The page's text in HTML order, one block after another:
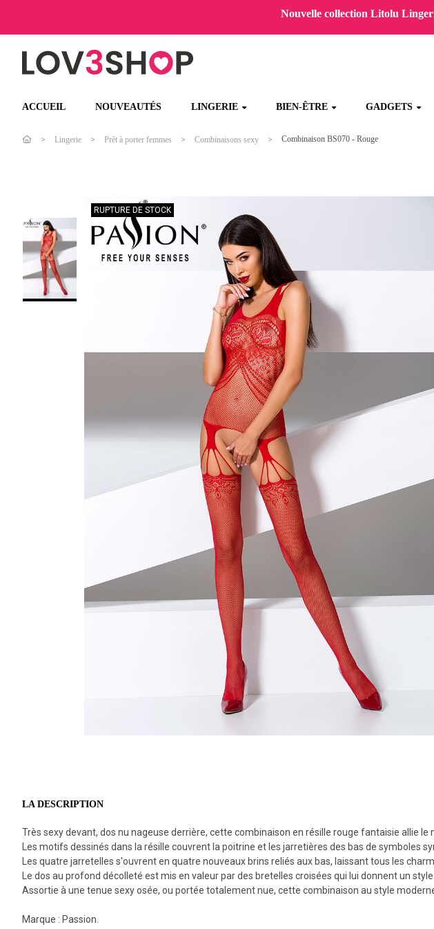
Nouvelle collection Litolu
ACCUEIL NOUVEAUTÉS LINGERIE BIEN-ÊTRE GADGETS
Lingerie Prêt à porter femmes Combinaisons sexy Combinaison BS070 - Rouge
RUPTURE DE STOCK
LA DESCRIPTION
Très sexy devant, dos nu nageuse derrière, cette combinaison en résille rouge fantaisie allie le
Les motifs dessinés dans la résille couvrent la poitrine et les jarretières des bas de symboles
Les quatre jarretelles s'ouvrent en quatre nouveaux brins reliés aux bas, laissant tous les
Le dos au profond décolleté est mis en valeur par des bretelles croisées qui lui donnent un
Assortie à une tenue sexy osée, ou portée totalement nue, cette combinaison au style
Marque : Passion.